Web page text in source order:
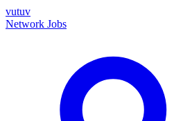
vutuv
Network Jobs